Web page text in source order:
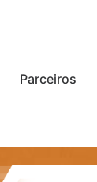
Parceiros